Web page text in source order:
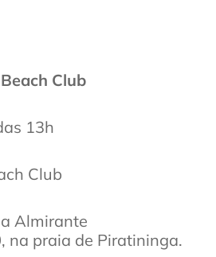
Club
13h
Club
Almirante
na praia de Piratininga.